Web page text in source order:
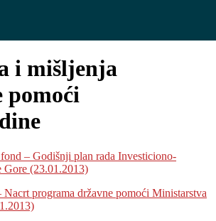
i mišljenja
pomoći
– Godišnji plan rada Investiciono-
Gore (23.01.2013)
programa državne pomoći Ministarstva